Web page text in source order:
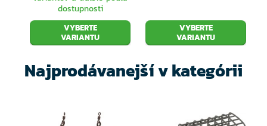
dostupnosti
VYBERTE
VARIANTU
VYBERTE
VARIANTU
Najprodávanejší v kategórii